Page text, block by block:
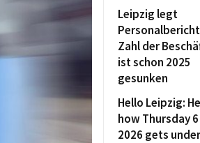
Leipzig legt
Zahl der
ist schon 2025
gesunken
Hello Leipzig:
how Thursday
2026 gets